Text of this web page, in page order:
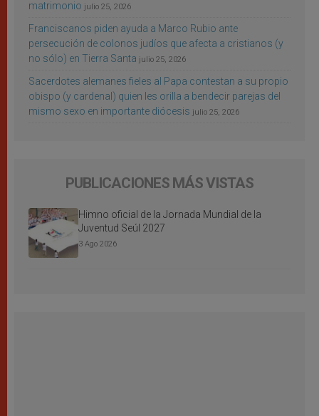
matrimonio julio 25, 2026
Franciscanos piden ayuda a Marco Rubio ante
persecución de colonos judíos que afecta a cristianos (y
no sólo) en Tierra Santa julio 25, 2026
Sacerdotes alemanes fieles al Papa contestan a su propio
obispo (y cardenal) quien les orilla a bendecir parejas del
mismo sexo en importante diócesis julio 25, 2026
PUBLICACIONES MÁS VISTAS
Himno oficial de la Jornada Mundial de la
Juventud Seúl 2027
3 Ago 2026